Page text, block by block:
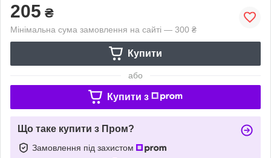
205 ₴
Мінімальна сума замовлення на сайті — 300 ₴
Купити
або
Купити з
Що таке купити з Пром?
Замовлення під захистом